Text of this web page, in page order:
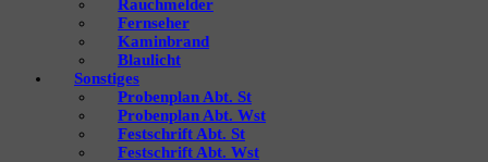
Rauchmelder
Fernseher
Kaminbrand
Blaulicht
Sonstiges
Probenplan Abt. St
Probenplan Abt. Wst
Festschrift Abt. St
Festschrift Abt. Wst